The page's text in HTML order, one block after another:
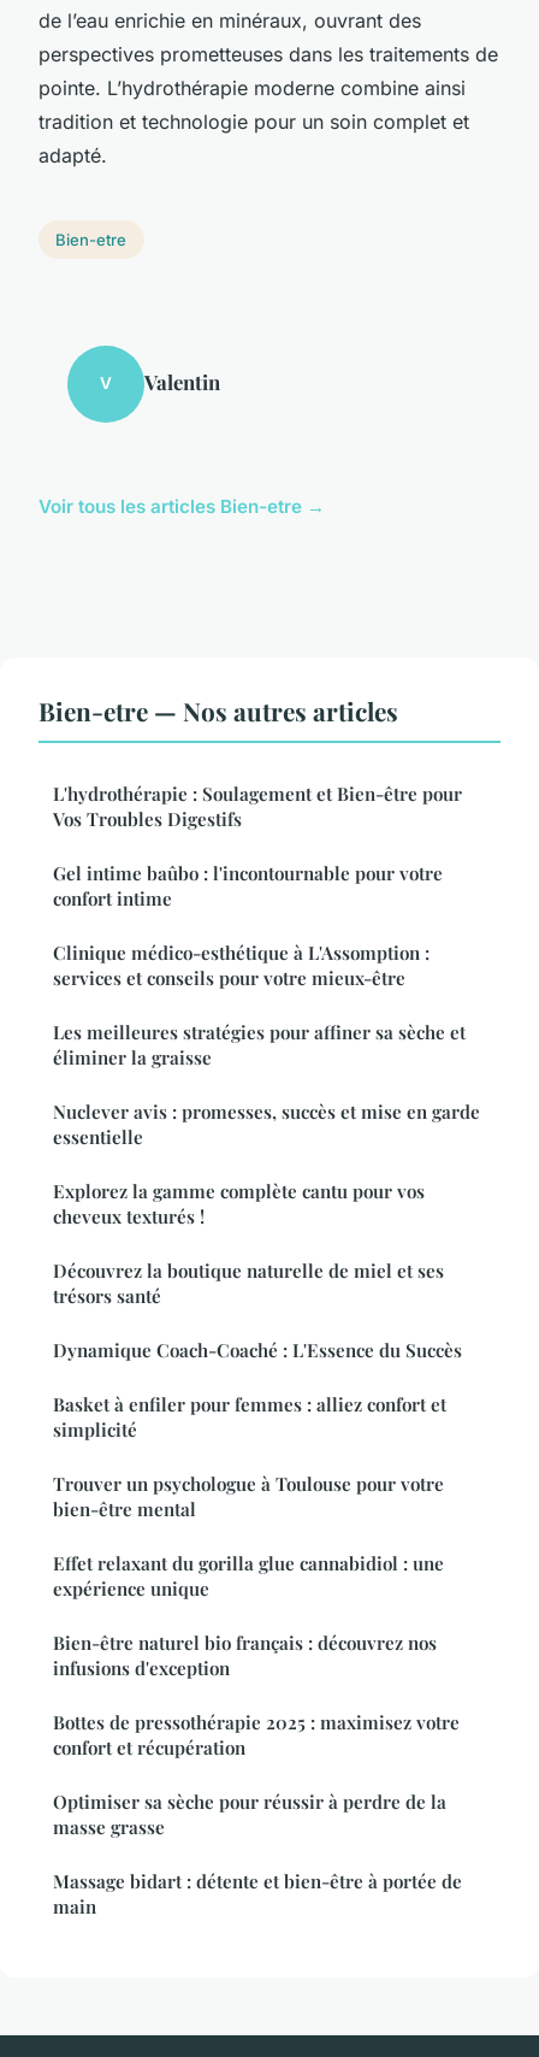
de l’eau enrichie en minéraux, ouvrant des
perspectives prometteuses dans les traitements de
pointe. L’hydrothérapie moderne combine ainsi
tradition et technologie pour un soin complet et
adapté.
Bien-etre
V Valentin
Voir tous les articles Bien-etre →
Bien-etre — Nos autres articles
L'hydrothérapie : Soulagement et Bien-être pour
Vos Troubles Digestifs
Gel intime baûbo : l'incontournable pour votre
confort intime
Clinique médico-esthétique à L'Assomption :
services et conseils pour votre mieux-être
Les meilleures stratégies pour affiner sa sèche et
éliminer la graisse
Nuclever avis : promesses, succès et mise en garde
essentielle
Explorez la gamme complète cantu pour vos
cheveux texturés !
Découvrez la boutique naturelle de miel et ses
trésors santé
Dynamique Coach-Coaché : L'Essence du Succès
Basket à enfiler pour femmes : alliez confort et
simplicité
Trouver un psychologue à Toulouse pour votre
bien-être mental
Effet relaxant du gorilla glue cannabidiol : une
expérience unique
Bien-être naturel bio français : découvrez nos
infusions d'exception
Bottes de pressothérapie 2025 : maximisez votre
confort et récupération
Optimiser sa sèche pour réussir à perdre de la
masse grasse
Massage bidart : détente et bien-être à portée de
main